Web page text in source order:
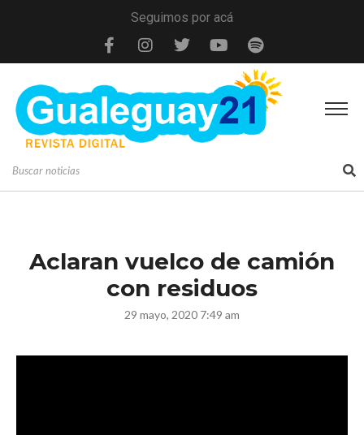
Seguimos por acá
Aclaran vuelco de camión
con residuos
29 mayo, 2020 7:49 am